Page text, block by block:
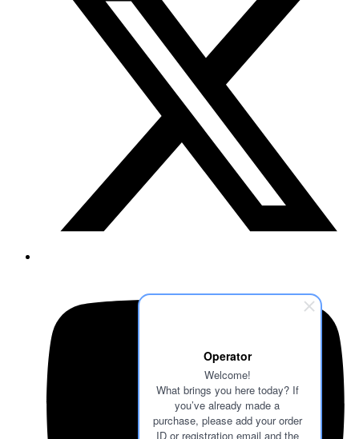
Operator
Welcome!
What brings you here today? If
you’ve already made a
purchase, please add your order
ID or registration email and the